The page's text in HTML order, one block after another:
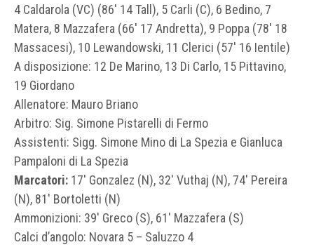
4 Caldarola (VC) (86′ 14 Tall), 5 Carli (C), 6 Bedino, 7
Matera, 8 Mazzafera (66′ 17 Andretta), 9 Poppa (78′ 18
Massacesi), 10 Lewandowski, 11 Clerici (57′ 16 Ientile)
A disposizione: 12 De Marino, 13 Di Carlo, 15 Pittavino,
19 Giordano
Allenatore: Mauro Briano
Arbitro: Sig. Simone Pistarelli di Fermo
Assistenti: Sigg. Simone Mino di La Spezia e Gianluca
Pampaloni di La Spezia
Marcatori: 17′ Gonzalez (N), 32′ Vuthaj (N), 74′ Pereira
(N), 81′ Bortoletti (N)
Ammonizioni: 39′ Greco (S), 61′ Mazzafera (S)
Calci d’angolo: Novara 5 – Saluzzo 4